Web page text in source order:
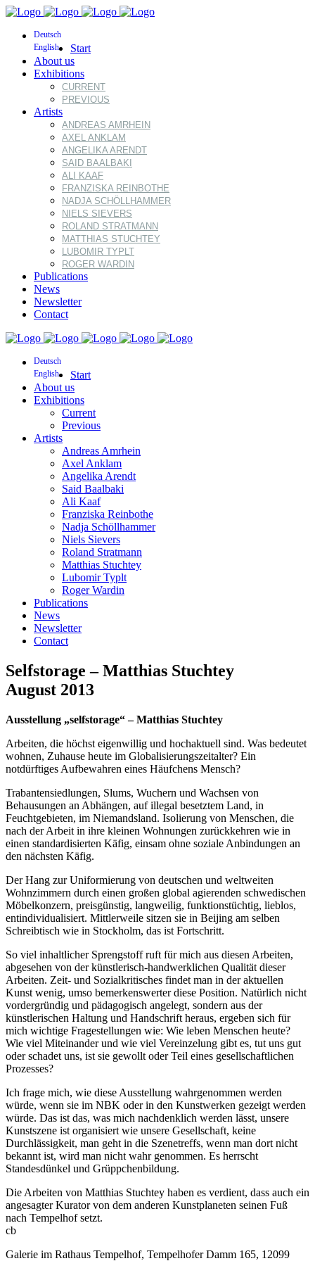
Deutsch
English
Start
About us
Exhibitions
CURRENT
PREVIOUS
Artists
ANDREAS AMRHEIN
AXEL ANKLAM
ANGELIKA ARENDT
SAID BAALBAKI
ALI KAAF
FRANZISKA REINBOTHE
NADJA SCHÖLLHAMMER
NIELS SIEVERS
ROLAND STRATMANN
MATTHIAS STUCHTEY
LUBOMIR TYPLT
ROGER WARDIN
Publications
News
Newsletter
Contact
Deutsch
English
Start
About us
Exhibitions
Current
Previous
Artists
Andreas Amrhein
Axel Anklam
Angelika Arendt
Said Baalbaki
Ali Kaaf
Franziska Reinbothe
Nadja Schöllhammer
Niels Sievers
Roland Stratmann
Matthias Stuchtey
Lubomir Typlt
Roger Wardin
Publications
News
Newsletter
Contact
Selfstorage – Matthias Stuchtey
August 2013
Ausstellung „selfstorage“ – Matthias Stuchtey
Arbeiten, die höchst eigenwillig und hochaktuell sind. Was bedeutet
wohnen, Zuhause heute im Globalisierungszeitalter? Ein
notdürftiges Aufbewahren eines Häufchens Mensch?
Trabantensiedlungen, Slums, Wuchern und Wachsen von
Behausungen an Abhängen, auf illegal besetztem Land, in
Feuchtgebieten, im Niemandsland. Isolierung von Menschen, die
nach der Arbeit in ihre kleinen Wohnungen zurückkehren wie in
einen standardisierten Käfig, einsam ohne soziale Anbindungen an
den nächsten Käfig.
Der Hang zur Uniformierung von deutschen und weltweiten
Wohnzimmern durch einen großen global agierenden schwedischen
Möbelkonzern, preisgünstig, langweilig, funktionstüchtig, lieblos,
entindividualisiert. Mittlerweile sitzen sie in Beijing am selben
Schreibtisch wie in Stockholm, das ist Fortschritt.
So viel inhaltlicher Sprengstoff ruft für mich aus diesen Arbeiten,
abgesehen von der künstlerisch-handwerklichen Qualität dieser
Arbeiten. Zeit- und Sozialkritisches findet man in der aktuellen
Kunst wenig, umso bemerkenswerter diese Position. Natürlich nicht
vordergründig und pädagogisch angelegt, sondern aus der
künstlerischen Haltung und Handschrift heraus, ergeben sich für
mich wichtige Fragestellungen wie: Wie leben Menschen heute?
Wie viel Miteinander und wie viel Vereinzelung gibt es, tut uns gut
oder schadet uns, ist sie gewollt oder Teil eines gesellschaftlichen
Prozesses?
Ich frage mich, wie diese Ausstellung wahrgenommen werden
würde, wenn sie im NBK oder in den Kunstwerken gezeigt werden
würde. Das ist das, was mich nachdenklich werden lässt, unsere
Kunstszene ist organisiert wie unsere Gesellschaft, keine
Durchlässigkeit, man geht in die Szenetreffs, wenn man dort nicht
bekannt ist, wird man nicht wahr genommen. Es herrscht
Standesdünkel und Grüppchenbildung.
Die Arbeiten von Matthias Stuchtey haben es verdient, dass auch ein
angesagter Kurator von dem anderen Kunstplaneten seinen Fuß
nach Tempelhof setzt.
cb
Galerie im Rathaus Tempelhof, Tempelhofer Damm 165, 12099